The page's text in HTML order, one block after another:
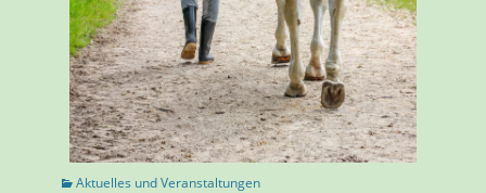
Aktuelles und Veranstaltungen